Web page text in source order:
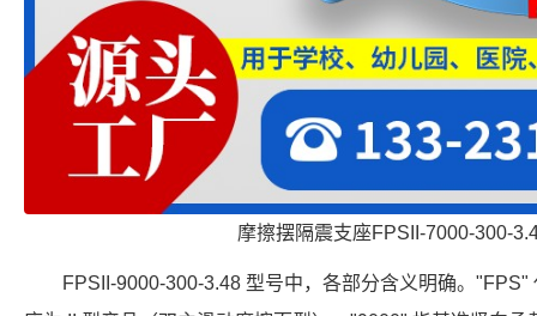
摩擦摆隔震支座FPSII-7000-300-
FPSII-9000-300-3.48 型号中，各部分含义明确。